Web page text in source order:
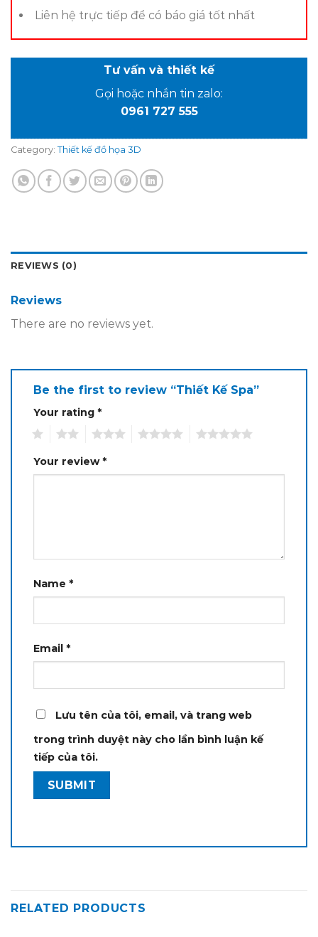
Liên hệ trực tiếp để có báo giá tốt nhất
Tư vấn và thiết kế
Gọi hoặc nhắn tin zalo:
0961 727 555
Category: Thiết kế đồ họa 3D
REVIEWS (0)
Reviews
There are no reviews yet.
Be the first to review “Thiết Kế Spa”
Your rating *
Your review*
Name *
Email *
Lưu tên của tôi, email, và trang web
trong trình duyệt này cho lần bình luận kế
tiếp của tôi.
RELATED PRODUCTS